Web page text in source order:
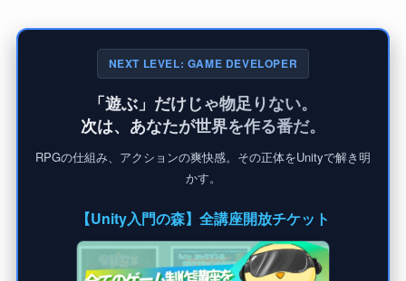
NEXT LEVEL: GAME DEVELOPER
「遊ぶ」だけじゃ物足りない。
次は、あなたが世界を作る番だ。
RPGの仕組み、アクションの爽快感。その正体をUnityで解き明
かす。
【Unity入門の森】全講座開放チケット